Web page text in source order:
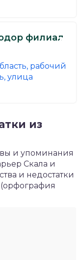
филиал
рабочий
улица
из
и упоминания
Скала и
и недостатки